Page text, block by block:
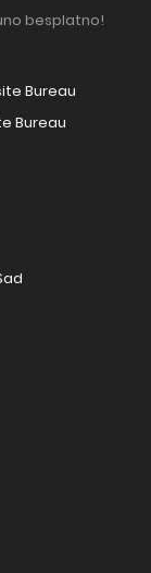
besplatno!
Bureau
Bureau